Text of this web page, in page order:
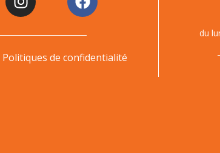
Politiques de confidentialité
du